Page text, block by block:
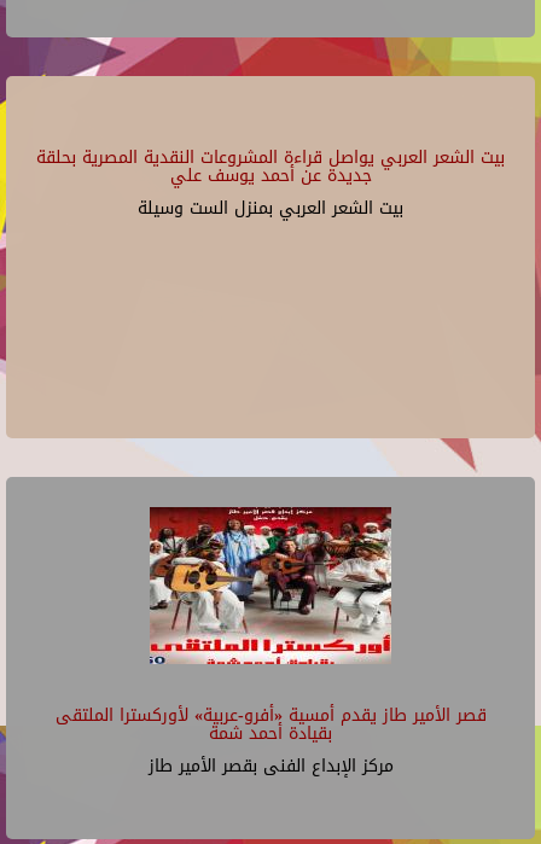
بيت الشعر العربي يواصل قراءة المشروعات النقدية المصرية بحلقة
جديدة عن أحمد يوسف علي
بيت الشعر العربي بمنزل الست وسيلة
قصر الأمير طاز يقدم أمسية «أفرو-عربية» لأوركسترا الملتقى
بقيادة أحمد شمة
مركز الإبداع الفنى بقصر الأمير طاز